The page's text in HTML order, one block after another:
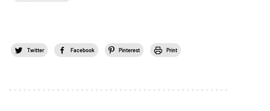
Twitter Facebook Pinterest Print